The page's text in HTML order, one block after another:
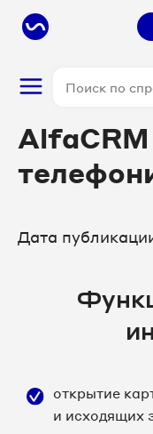
AlfaCRM
Дата
открытие
и исходящих